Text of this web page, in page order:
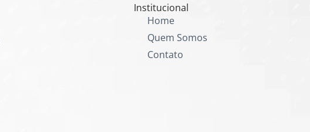
Institucional
Home
Quem Somos
Contato